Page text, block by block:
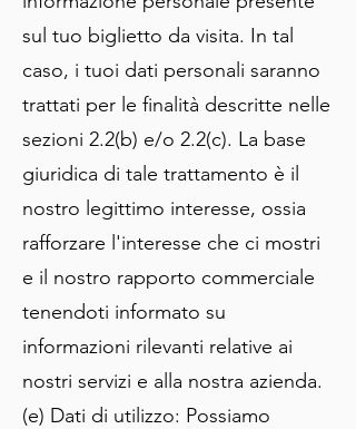
sul tuo biglietto da visita. In tal
caso, i tuoi dati personali saranno
trattati per le finalità descritte nelle
sezioni 2.2(b) e/o 2.2(c). La base
giuridica di tale trattamento è il
nostro legittimo interesse, ossia
rafforzare l'interesse che ci mostri
e il nostro rapporto commerciale
tenendoti informato su
informazioni rilevanti relative ai
nostri servizi e alla nostra azienda.
(e) Dati di utilizzo: Possiamo